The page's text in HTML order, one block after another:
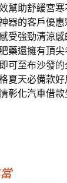
幫助舒緩宮
器的客戶優
受強勁清涼感
藥還擁有頂
可至布沙發
夏天必備款好
彰化汽車借款